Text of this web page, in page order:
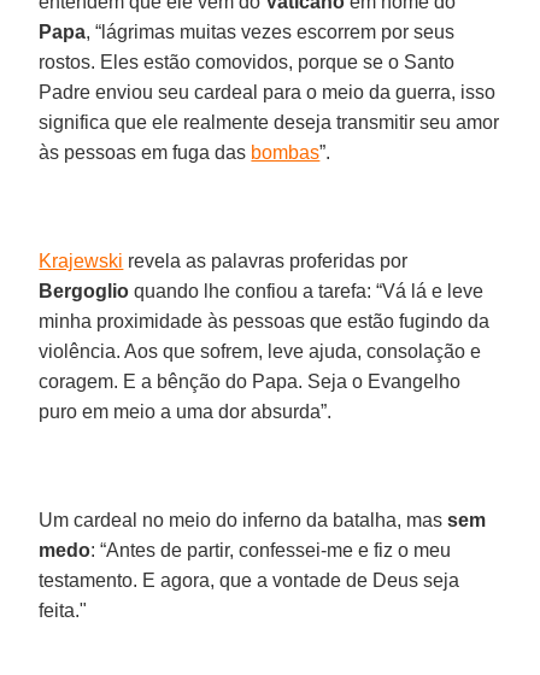
Papa, “lágrimas muitas vezes escorrem por seus
rostos. Eles estão comovidos, porque se o Santo
Padre enviou seu cardeal para o meio da guerra, isso
significa que ele realmente deseja transmitir seu amor
às pessoas em fuga das bombas”.
Krajewski revela as palavras proferidas por
Bergoglio quando lhe confiou a tarefa: “Vá lá e leve
minha proximidade às pessoas que estão fugindo da
violência. Aos que sofrem, leve ajuda, consolação e
coragem. E a bênção do Papa. Seja o Evangelho
puro em meio a uma dor absurda”.
Um cardeal no meio do inferno da batalha, massem
medo: “Antes de partir, confessei-me e fiz o meu
testamento. E agora, que a vontade de Deus seja
feita."